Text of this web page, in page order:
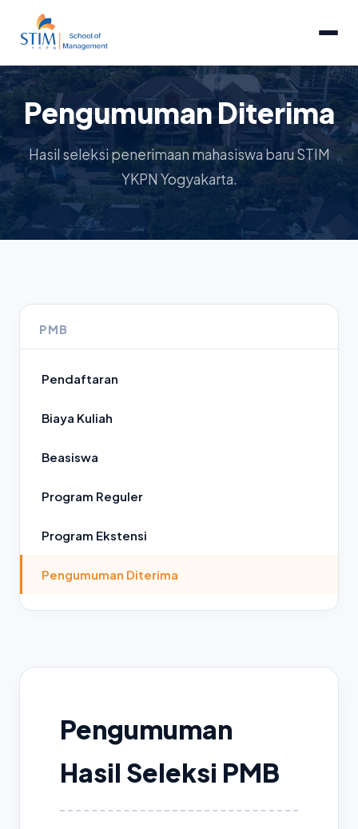
Pengumuman Diterima
Hasil seleksi penerimaan mahasiswa baru STIM
YKPN Yogyakarta.
PMB
Pendaftaran
Biaya Kuliah
Beasiswa
Program Reguler
Program Ekstensi
Pengumuman Diterima
Pengumuman
Hasil Seleksi PMB